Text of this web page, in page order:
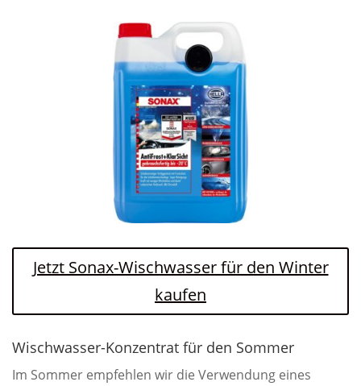
Jetzt Sonax-Wischwasser für den Winter
kaufen
Wischwasser-Konzentrat für den Sommer
Im Sommer empfehlen wir die Verwendung eines